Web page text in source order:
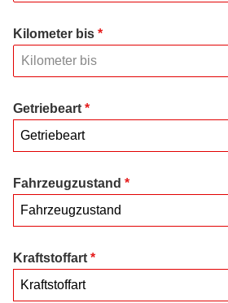
Kilometer bis *
Getriebeart *
Getriebeart
Fahrzeugzustand *
Fahrzeugzustand
Kraftstoffart *
Kraftstoffart